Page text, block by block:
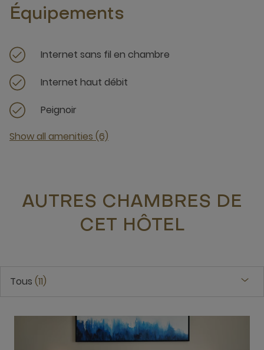
Équipements
Internet sans fil en chambre
Internet haut débit
Peignoir
Show all amenities (6)
AUTRES CHAMBRES DE
CET HÔTEL
Tous 11